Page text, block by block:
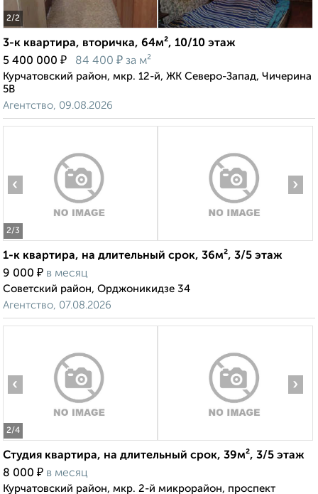
2/2
3-к квартира, вторичка, 64м², 10/10 этаж
5 400 000 ₽ 84 400 ₽ за м²
Курчатовский район, мкр. 12-й, ЖК Северо-Запад, Чичерина
5В
Агентство, 09.08.2026
2/3
‹ ›
1-к квартира, на длительный срок, 36м², 3/5 этаж
9 000 ₽ в месяц
Советский район, Орджоникидзе 34
Агентство, 07.08.2026
2/4
‹ ›
Студия квартира, на длительный срок, 39м², 3/5 этаж
8 000 ₽ в месяц
Курчатовский район, мкр. 2-й микрорайон, проспект